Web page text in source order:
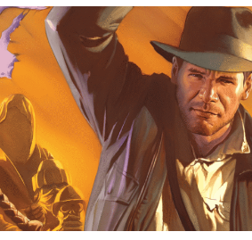
se revelarán más adelante en 2026.
¡SEGA ha anunciado una nueva
indie y su juego, SONIC PICO PARK!
Desarrollado por TECOPARK y
en Japón, SONIC PICO PARK es un
licencia de Sonic inspirado en el
PARK, que presenta su característica
basada en puzzles, ¡todo ello con un
Una peleadora de presión
Yasmine está diseñada para
estilo de juego ofensivo;se trata
tiporushdown, cuyo objetivo es